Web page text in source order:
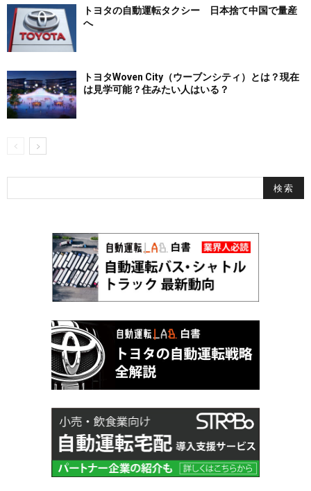
トヨタの自動運転タクシー 日本捨て中国で量産
へ
トヨタWoven City（ウーブンシティ）とは？現在
は見学可能？住みたい人はいる？